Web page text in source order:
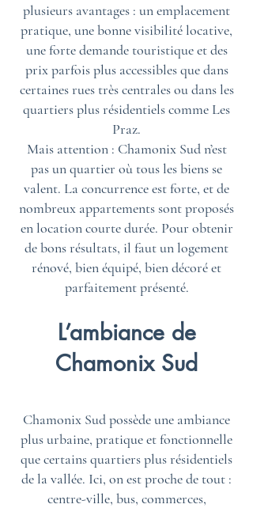
plusieurs avantages : un emplacement
pratique, une bonne visibilité locative,
une forte demande touristique et des
prix parfois plus accessibles que dans
certaines rues très centrales ou dans les
quartiers plus résidentiels comme Les
Praz.
Mais attention : Chamonix Sud n’est
pas un quartier où tous les biens se
valent. La concurrence est forte, et de
nombreux appartements sont proposés
en location courte durée. Pour obtenir
de bons résultats, il faut un logement
rénové, bien équipé, bien décoré et
parfaitement présenté.
L’ambiance de
Chamonix Sud
Chamonix Sud possède une ambiance
plus urbaine, pratique et fonctionnelle
que certains quartiers plus résidentiels
de la vallée. Ici, on est proche de tout :
centre-ville, bus, commerces,